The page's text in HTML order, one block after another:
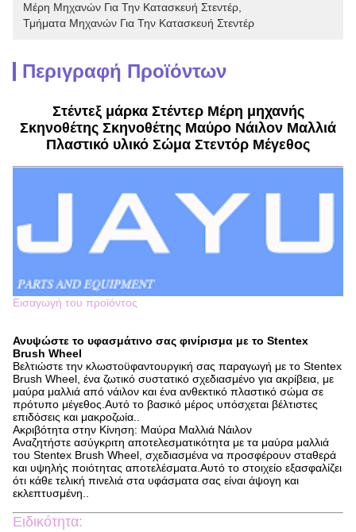
Μέρη Μηχανών Για Την Κατασκευή Στεντέρ
Τμήματα Μηχανών Για Την Κατασκευή Στεντέρ
Περιγραφή Προϊόντων
Στέντεξ μάρκα Στέντερ Μέρη μηχανής
Σκηνοθέτης Σκηνοθέτης Μαύρο Νάιλον Μαλλιά
Πλαστικό υλικό Σώμα Στεντόρ Μέγεθος
Εισαγωγή του προϊόντος
Ανυψώστε το υφασμάτινο σας φινίρισμα με το Stentex
Brush Wheel
Βελτιώστε την κλωστοϋφαντουργική σας παραγωγή με το Stentex
Brush Wheel, ένα ζωτικό συστατικό σχεδιασμένο για ακρίβεια, με
μαύρα μαλλιά από νάιλον και ένα ανθεκτικό πλαστικό σώμα σε
πρότυπο μέγεθος.Αυτό το βασικό μέρος υπόσχεται βέλτιστες
επιδόσεις και μακροζωία..
Ακριβότητα στην Κίνηση: Μαύρα Μαλλιά Νάιλον
Αναζητήστε ασύγκριτη αποτελεσματικότητα με τα μαύρα μαλλιά
του Stentex Brush Wheel, σχεδιασμένα να προσφέρουν σταθερά
και υψηλής ποιότητας αποτελέσματα.Αυτό το στοιχείο εξασφαλίζει
ότι κάθε τελική πινελιά στα υφάσματα σας είναι άψογη και
εκλεπτυσμένη..
Ειδικότητα: